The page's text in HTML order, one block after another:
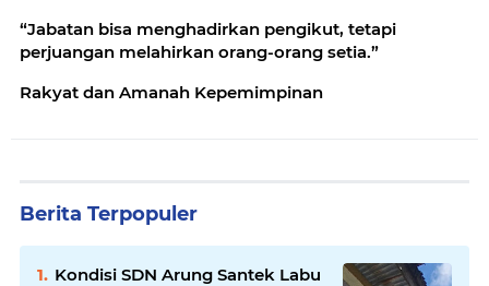
“Jabatan bisa menghadirkan pengikut, tetapi
perjuangan melahirkan orang-orang setia.”
Rakyat dan Amanah Kepemimpinan
Berita Terpopuler
Kondisi SDN Arung Santek Labu